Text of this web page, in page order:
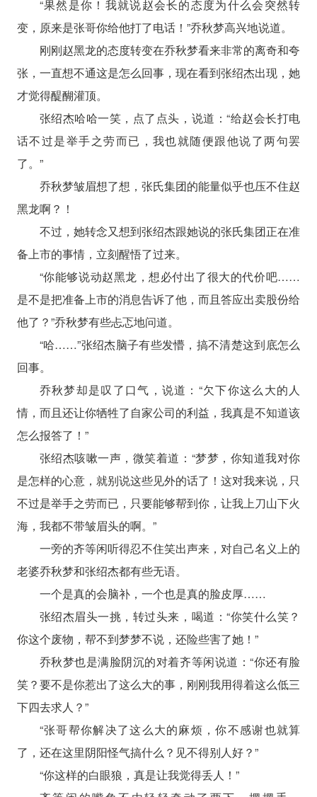
“果然是你！我就说赵会长的态度为什么会突然转
变，原来是张哥你给他打了电话！”乔秋梦高兴地说道。
刚刚赵黑龙的态度转变在乔秋梦看来非常的离奇和夸
张，一直想不通这是怎么回事，现在看到张绍杰出现，她
才觉得醍醐灌顶。
张绍杰哈哈一笑，点了点头，说道：“给赵会长打电
话不过是举手之劳而已，我也就随便跟他说了两句罢
了。”
乔秋梦皱眉想了想，张氏集团的能量似乎也压不住赵
黑龙啊？！
不过，她转念又想到张绍杰跟她说的张氏集团正在准
备上市的事情，立刻醒悟了过来。
“你能够说动赵黑龙，想必付出了很大的代价吧……
是不是把准备上市的消息告诉了他，而且答应出卖股份给
他了？”乔秋梦有些忐忑地问道。
“哈……”张绍杰脑子有些发懵，搞不清楚这到底怎么
回事。
乔秋梦却是叹了口气，说道：“欠下你这么大的人
情，而且还让你牺牲了自家公司的利益，我真是不知道该
怎么报答了！”
张绍杰咳嗽一声，微笑着道：“梦梦，你知道我对你
是怎样的心意，就别说这些见外的话了！这对我来说，只
不过是举手之劳而已，只要能够帮到你，让我上刀山下火
海，我都不带皱眉头的啊。”
一旁的齐等闲听得忍不住笑出声来，对自己名义上的
老婆乔秋梦和张绍杰都有些无语。
一个是真的会脑补，一个也是真的脸皮厚……
张绍杰眉头一挑，转过头来，喝道：“你笑什么笑？
你这个废物，帮不到梦梦不说，还险些害了她！”
乔秋梦也是满脸阴沉的对着齐等闲说道：“你还有脸
笑？要不是你惹出了这么大的事，刚刚我用得着这么低三
下四去求人？”
“张哥帮你解决了这么大的麻烦，你不感谢也就算
了，还在这里阴阳怪气搞什么？见不得别人好？”
“你这样的白眼狼，真是让我觉得丢人！”